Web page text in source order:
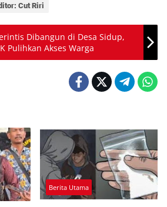
Cut Riri
Dibangun di Desa Sidup,
Pulihkan Akses Warga
Berita Utama